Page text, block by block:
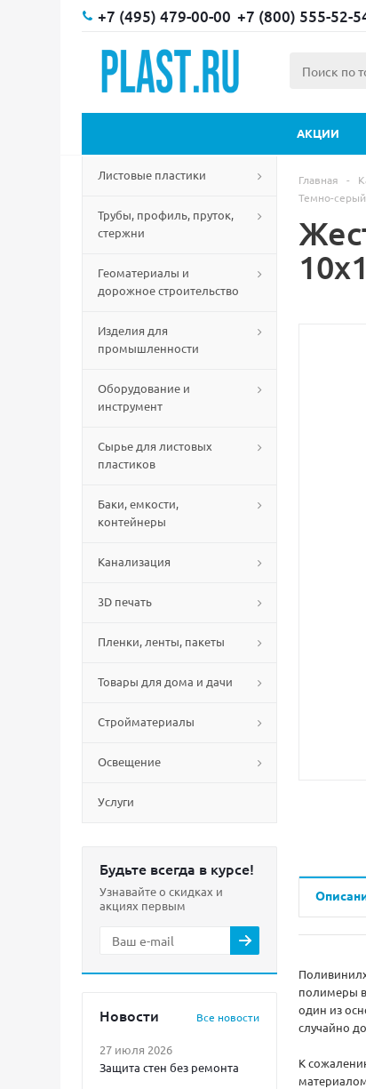
+7 (495) 479-00-00 +7 (800) 555-52-
АКЦИИ
Листовые пластики
Трубы, профиль, пруток,
стержни
Геоматериалы и
дорожное строительство
Изделия для
промышленности
Оборудование и
инструмент
Сырье для листовых
пластиков
Баки, емкости,
контейнеры
Канализация
3D печать
Пленки, ленты, пакеты
Товары для дома и дачи
Стройматериалы
Освещение
Услуги
Будьте всегда в курсе!
Узнавайте о скидках и
акциях первым
Новости Все новости
27 июля 2026
Защита стен без ремонта
Главная -
Темно-серый
полимеры
один из
случайно
К